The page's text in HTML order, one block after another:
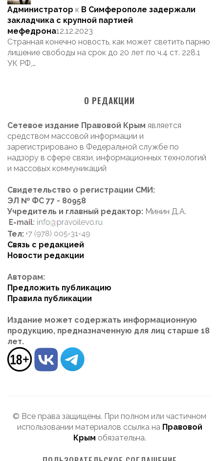
Администратор к В Симферополе задержали
закладчика с крупной партией
мефедрона12.12.2023
Странная конечно новость, как может светить парню
лишение свободы на срок до 20 лет по ч.4 ст. 228.1
УК РФ,…
О РЕДАКЦИИ
Сетевое издание Правовой Крым является
средством массовой информации и
зарегистрировано в Федеральной службе по
надзору в сфере связи, информационных технологий
и массовых коммуникаций
Свидетельство о регистрации СМИ:
ЭЛ № ФС 77 - 80958
Учредитель и главный редактор: Минин Д.А.
Тел:
Связь с редакцией
Новости редакции
Авторам:
Предложить публикацию
Правила публикации
Издание может содержать информационную
продукцию, предназначенную для лиц старше 18
лет.
© Все права защищены. При полном или частичном
использовании материалов ссылка на Правовой
Крым обязательна.